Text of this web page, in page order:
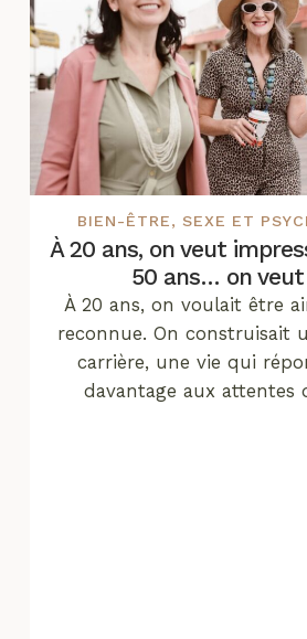
BIEN-ÊTRE, SEXE ET
À 20 ans, on veut
50 ans… on veut
À 20 ans, on voulait être
reconnue. On construisait
carrière, une vie qui
davantage aux attentes